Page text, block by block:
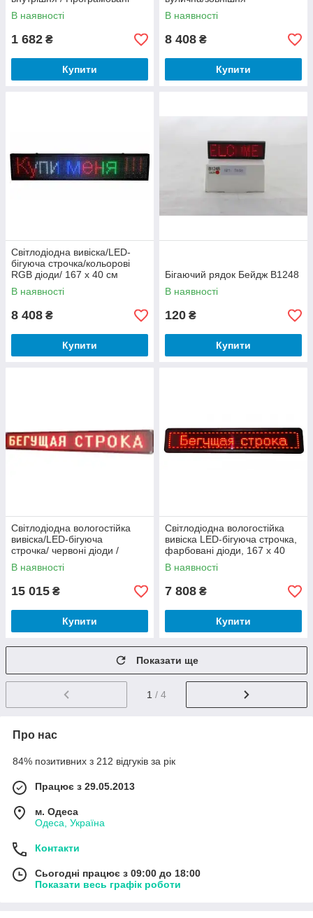
табло/світлодіодне LED-
вивіска
В наявності
1 682 ₴
Купити
В наявності
8 408 ₴
Купити
Світлодіодна вивіска/LED-
бігуюча строчка/кольорові
RGB діоди/ 167 х 40 см
В наявності
8 408 ₴
Купити
Бігаючий рядок Бейдж B1248
В наявності
120 ₴
Купити
Світлодіодна вологостійка
вивіска/LED-бігуюча
строчка/ червоні діоди /
300*40
В наявності
15 015 ₴
Купити
Світлодіодна вологостійка
вивіска LED-бігуюча строчка,
фарбовані діоди, 167 х 40
см.
В наявності
7 808 ₴
Купити
Показати ще
1 / 4
Про нас
84% позитивних з 212 відгуків за рік
Працює з 29.05.2013
м. Одеса
Одеса, Україна
Контакти
Сьогодні працює з 09:00 до 18:00
Показати весь графік роботи